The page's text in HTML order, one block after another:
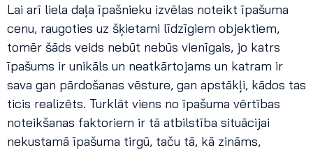
Lai arī liela daļa īpašnieku izvēlas noteikt īpašuma
cenu, raugoties uz šķietami līdzīgiem objektiem,
tomēr šāds veids nebūt nebūs vienīgais, jo katrs
īpašums ir unikāls un neatkārtojams un katram ir
sava gan pārdošanas vēsture, gan apstākļi, kādos tas
ticis realizēts. Turklāt viens no īpašuma vērtības
noteikšanas faktoriem ir tā atbilstība situācijai
nekustamā īpašuma tirgū, taču tā, kā zināms,